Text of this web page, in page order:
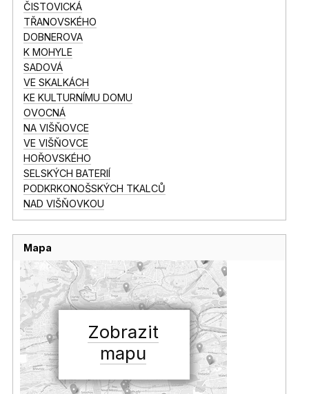
ČISTOVICKÁ
TŘANOVSKÉHO
DOBNEROVA
K MOHYLE
SADOVÁ
VE SKALKÁCH
KE KULTURNÍMU DOMU
OVOCNÁ
NA VIŠŇOVCE
VE VIŠŇOVCE
HOŘOVSKÉHO
SELSKÝCH BATERIÍ
PODKRKONOŠSKÝCH TKALCŮ
NAD VIŠŇOVKOU
Mapa
Zobrazit
mapu